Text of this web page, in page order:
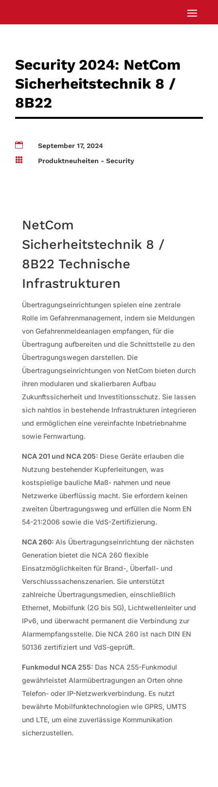
Security 2024: NetCom
Sicherheitstechnik 8 /
8B22

September 17, 2024

Produktneuheiten - Security
NetCom
Sicherheitstechnik 8 /
8B22 Technische
Infrastrukturen
Übertragungseinrichtungen spielen eine zentrale
Rolle im Gefahrenmanagement, indem sie Meldungen
von Gefahrenmeldeanlagen empfangen, für die
Übertragung aufbereiten und die Schnittstelle zu den
Übertragungswegen darstellen. Die
Übertragungseinrichtungen von NetCom bieten durch
ihren modularen und skalierbaren Aufbau
Zukunftssicherheit und Investitionsschutz. Sie lassen
sich nahtlos in bestehende Infrastrukturen integrieren
und ermöglichen eine vereinfachte Inbetriebnahme
sowie Fernwartung.
NCA 201 und NCA 205: Diese Geräte erlauben die
Nutzung bestehender Kupferleitungen, was
kostspielige bauliche Maß- nahmen und neue
Netzwerke überflüssig macht. Sie erfordern keinen
zweiten Übertragungsweg und erfüllen die Norm EN
54-21:2006 sowie die VdS-Zertifizierung.
NCA 260: Als Übertragungseinrichtung der nächsten
Generation bietet die NCA 260 flexible
Einsatzmöglichkeiten für Brand-, Überfall- und
Verschlusssachenszenarien. Sie unterstützt
zahlreiche Übertragungsmedien, einschließlich
Ethernet, Mobilfunk (2G bis 5G), Lichtwellenleiter und
IPv6, und überwacht permanent die Verbindung zur
Alarmempfangsstelle. Die NCA 260 ist nach DIN EN
50136 zertifiziert und VdS-geprüft.
Funkmodul NCA 255: Das NCA 255-Funkmodul
gewährleistet Alarmübertragungen an Orten ohne
Telefon- oder IP-Netzwerkverbindung. Es nutzt
bewährte Mobilfunktechnologien wie GPRS, UMTS
und LTE, um eine zuverlässige Kommunikation
sicherzustellen.